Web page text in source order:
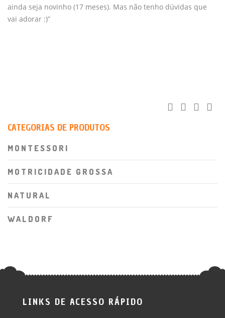
ainda seja novinho (17 meses). Mas não tenho dúvidas que
vai adorar :)”
CATEGORIAS DE PRODUTOS
MONTESSORI
MOTRICIDADE GROSSA
NATURAL
WALDORF
LINKS DE ACESSO RÁPIDO